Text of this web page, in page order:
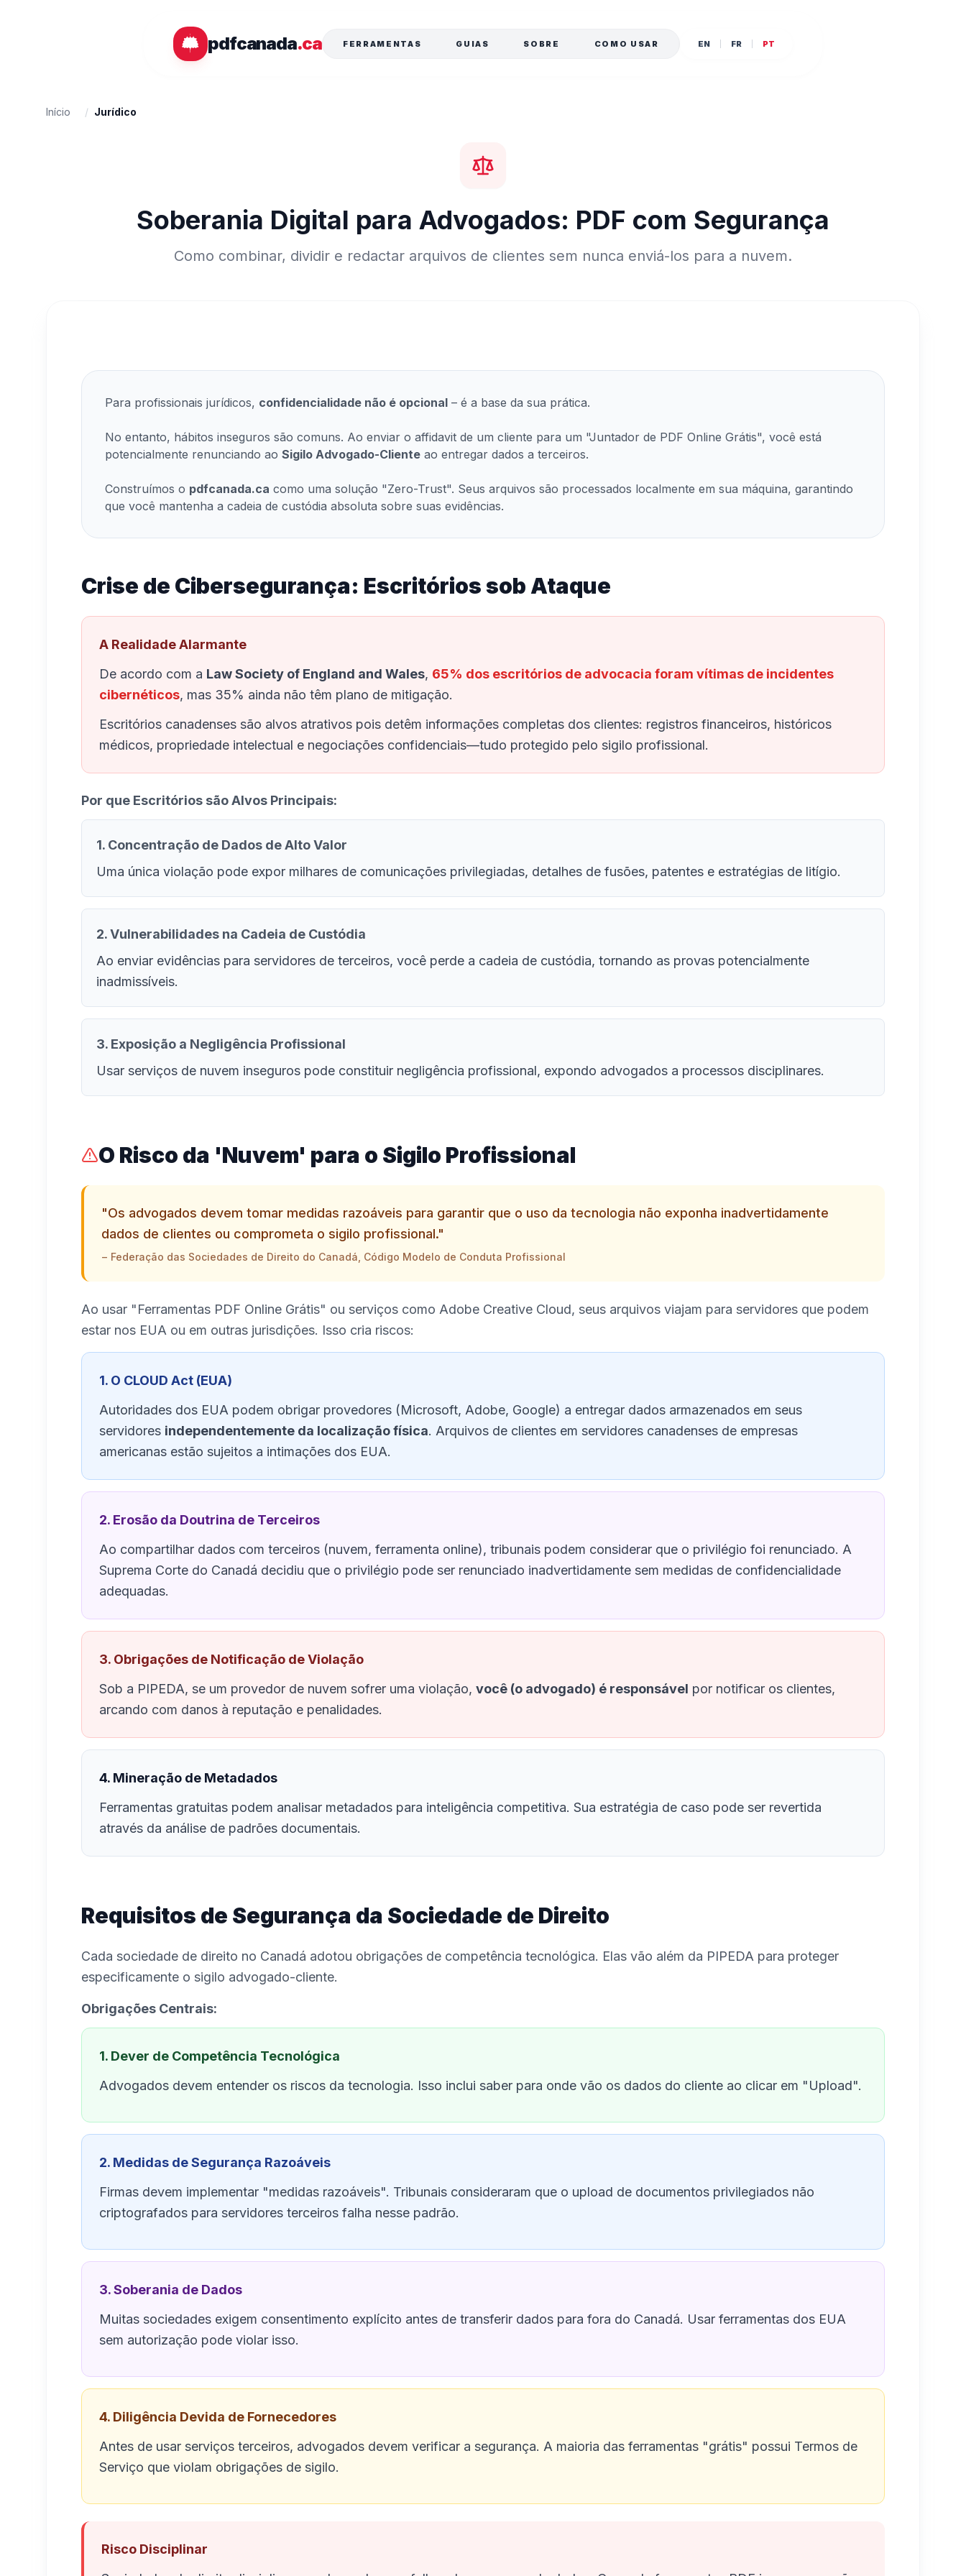
pdfcanada.ca FERRAMENTAS GUIAS SOBRE COMO USAR EN FR PT
Início / Jurídico
Soberania Digital para Advogados: PDF com Segurança
Como combinar, dividir e redactar arquivos de clientes sem nunca enviá-los para a nuvem.
Para profissionais jurídicos, confidencialidade não é opcional – é a base da sua prática.
No entanto, hábitos inseguros são comuns. Ao enviar o affidavit de um cliente para um "Juntador de PDF Online Grátis", você está
potencialmente renunciando ao Sigilo Advogado-Cliente ao entregar dados a terceiros.
Construímos o pdfcanada.ca como uma solução "Zero-Trust". Seus arquivos são processados localmente em sua máquina, garantindo
que você mantenha a cadeia de custódia absoluta sobre suas evidências.
Crise de Cibersegurança: Escritórios sob Ataque
A Realidade Alarmante
De acordo com a Law Society of England and Wales, 65% dos escritórios de advocacia foram vítimas de incidentes
cibernéticos, mas 35% ainda não têm plano de mitigação.
Escritórios canadenses são alvos atrativos pois detêm informações completas dos clientes: registros financeiros, históricos
médicos, propriedade intelectual e negociações confidenciais—tudo protegido pelo sigilo profissional.
Por que Escritórios são Alvos Principais:
1. Concentração de Dados de Alto Valor
Uma única violação pode expor milhares de comunicações privilegiadas, detalhes de fusões, patentes e estratégias de litígio.
2. Vulnerabilidades na Cadeia de Custódia
Ao enviar evidências para servidores de terceiros, você perde a cadeia de custódia, tornando as provas potencialmente
inadmissíveis.
3. Exposição a Negligência Profissional
Usar serviços de nuvem inseguros pode constituir negligência profissional, expondo advogados a processos disciplinares.
O Risco da 'Nuvem' para o Sigilo Profissional
"Os advogados devem tomar medidas razoáveis para garantir que o uso da tecnologia não exponha inadvertidamente
dados de clientes ou comprometa o sigilo profissional."
− Federação das Sociedades de Direito do Canadá, Código Modelo de Conduta Profissional
Ao usar "Ferramentas PDF Online Grátis" ou serviços como Adobe Creative Cloud, seus arquivos viajam para servidores que podem
estar nos EUA ou em outras jurisdições. Isso cria riscos:
1. O CLOUD Act (EUA)
Autoridades dos EUA podem obrigar provedores (Microsoft, Adobe, Google) a entregar dados armazenados em seus
servidores independentemente da localização física. Arquivos de clientes em servidores canadenses de empresas
americanas estão sujeitos a intimações dos EUA.
2. Erosão da Doutrina de Terceiros
Ao compartilhar dados com terceiros (nuvem, ferramenta online), tribunais podem considerar que o privilégio foi renunciado. A
Suprema Corte do Canadá decidiu que o privilégio pode ser renunciado inadvertidamente sem medidas de confidencialidade
adequadas.
3. Obrigações de Notificação de Violação
Sob a PIPEDA, se um provedor de nuvem sofrer uma violação, você (o advogado) é responsável por notificar os clientes,
arcando com danos à reputação e penalidades.
4. Mineração de Metadados
Ferramentas gratuitas podem analisar metadados para inteligência competitiva. Sua estratégia de caso pode ser revertida
através da análise de padrões documentais.
Requisitos de Segurança da Sociedade de Direito
Cada sociedade de direito no Canadá adotou obrigações de competência tecnológica. Elas vão além da PIPEDA para proteger
especificamente o sigilo advogado-cliente.
Obrigações Centrais:
1. Dever de Competência Tecnológica
Advogados devem entender os riscos da tecnologia. Isso inclui saber para onde vão os dados do cliente ao clicar em "Upload".
2. Medidas de Segurança Razoáveis
Firmas devem implementar "medidas razoáveis". Tribunais consideraram que o upload de documentos privilegiados não
criptografados para servidores terceiros falha nesse padrão.
3. Soberania de Dados
Muitas sociedades exigem consentimento explícito antes de transferir dados para fora do Canadá. Usar ferramentas dos EUA
sem autorização pode violar isso.
4. Diligência Devida de Fornecedores
Antes de usar serviços terceiros, advogados devem verificar a segurança. A maioria das ferramentas "grátis" possui Termos de
Serviço que violam obrigações de sigilo.
Risco Disciplinar